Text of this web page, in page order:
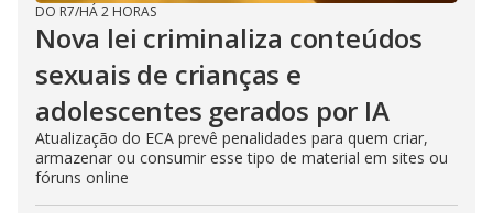
DO R7/HÁ 2 HORAS
Nova lei criminaliza conteúdos
sexuais de crianças e
adolescentes gerados por IA
Atualização do ECA prevê penalidades para quem criar,
armazenar ou consumir esse tipo de material em sites ou
fóruns online